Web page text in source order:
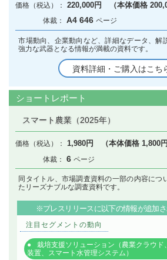
220,000円 （本体価格
A4 646
市場動向、企業動向など、詳細なデータ、解
強力な武器となる情報が満載の資料です。
資料詳細・ご購入はこち
ショートレポート
スマート農業（2025年）
1,980円 （本体価格 1,800円
6
同タイトル、市場調査資料の一部の内容につ
たリーズナブルな調査資料です。
※プレスリリースに以下の情報が追加さ
注目セグメントの動向
栽培支援ソリューション（農業クラウド
装置、スマート水管理システム）